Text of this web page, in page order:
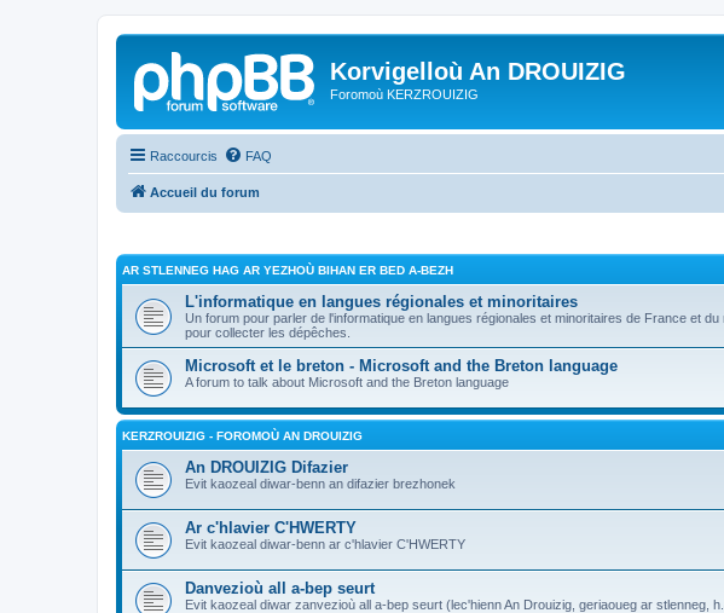
Korvigelloù An DROUIZIG
Foromoù KERZROUIZIG
Raccourcis FAQ
Accueil du forum
AR STLENNEG HAG AR YEZHOÙ BIHAN ER BED A-BEZH
L'informatique en langues régionales et minoritaires
Un forum pour parler de l'informatique en langues régionales et minoritaires de France et
pour collecter les dépêches.
Microsoft et le breton - Microsoft and the Breton language
A forum to talk about Microsoft and the Breton language
KERZROUIZIG - FOROMOÙ AN DROUIZIG
An DROUIZIG Difazier
Evit kaozeal diwar-benn an difazier brezhonek
Ar c'hlavier C'HWERTY
Evit kaozeal diwar-benn ar c'hlavier C'HWERTY
Danvezioù all a-bep seurt
Evit kaozeal diwar zanvezioù all a-bep seurt (lec'hienn An Drouizig, geriaoueg ar stlenneg,